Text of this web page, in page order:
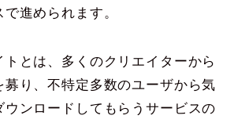
進められます。
トとは、多くのクリエイターから
募り、不特定多数のユーザから気
ウンロードしてもらうサービスの